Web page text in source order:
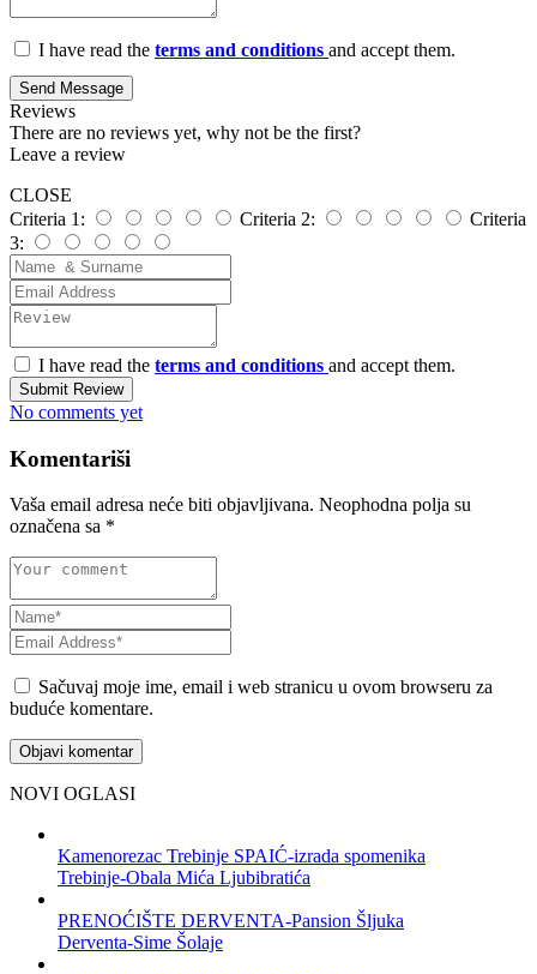
I have read the terms and conditions and accept them.
Send Message
Reviews
There are no reviews yet, why not be the first?
Leave a review
CLOSE
Criteria 1:
Criteria 2:
Criteria
3:
I have read the terms and conditions and accept them.
Submit Review
No comments yet
Komentariši
Vaša email adresa neće biti objavljivana. Neophodna polja su
označena sa *
Sačuvaj moje ime, email i web stranicu u ovom browseru za
buduće komentare.
NOVI OGLASI
Kamenorezac Trebinje SPAIĆ-izrada spomenika
Trebinje-Obala Mića Ljubibratića
PRENOĆIŠTE DERVENTA-Pansion Šljuka
Derventa-Sime Šolaje